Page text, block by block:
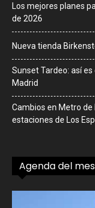
Los mejores planes
de 2026
Nueva tienda
Sunset Tardeo: así
Madrid
Cambios en Metro
estaciones de Los
Agenda del mes